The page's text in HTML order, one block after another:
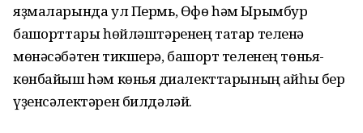
яҙмаларында ул Пермь, Өфө һәм Ырымбур
башҡорттары һөйләштәренең татар теленә
мөнәсәбәтен тикшерә, башҡорт теленең төньяҡ-
көнбайыш һәм көньяҡ диалекттарының ҡайһы бер
үҙенсәлектәрен билдәләй.